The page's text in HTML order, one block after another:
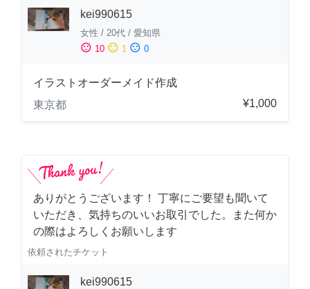
kei990615
女性 / 20代 / 愛知県
sentiment_satisfied 10 sentiment_neutral 1 sentiment_dissatisfied 0
イラストオーダーメイド作成
東京都
¥1,000
ありがとうございます！ 丁寧にご要望も聞いて
いただき、気持ちのいいお取引でした。また何か
の際はよろしくお願いします
依頼されたチケット
kei990615